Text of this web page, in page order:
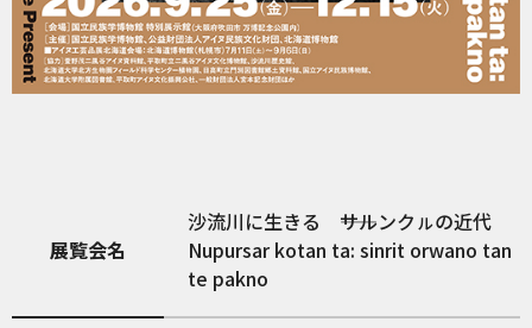
展覧会名
沙流川に生きる ――サルンクㇽの近代
Nupursar kotan ta: sinrit orwano tan
te pakno